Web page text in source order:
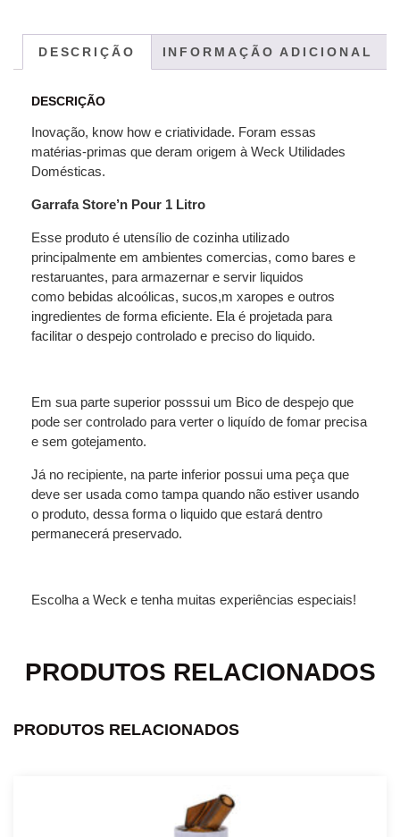
DESCRIÇÃO INFORMAÇÃO ADICIONAL
DESCRIÇÃO
Inovação, know how e criatividade. Foram essas
matérias-primas que deram origem à Weck Utilidades
Domésticas.
Garrafa Store’n Pour 1 Litro
Esse produto é utensílio de cozinha utilizado
principalmente em ambientes comercias, como bares e
restaruantes, para armazernar e servir liquidos
como bebidas alcoólicas, sucos,m xaropes e outros
ingredientes de forma eficiente. Ela é projetada para
facilitar o despejo controlado e preciso do liquido.
Em sua parte superior posssui um Bico de despejo que
pode ser controlado para verter o liquído de fomar precisa
e sem gotejamento.
Já no recipiente, na parte inferior possui uma peça que
deve ser usada como tampa quando não estiver usando
o produto, dessa forma o liquido que estará dentro
permanecerá preservado.
Escolha a Weck e tenha muitas experiências especiais!
PRODUTOS RELACIONADOS
PRODUTOS RELACIONADOS